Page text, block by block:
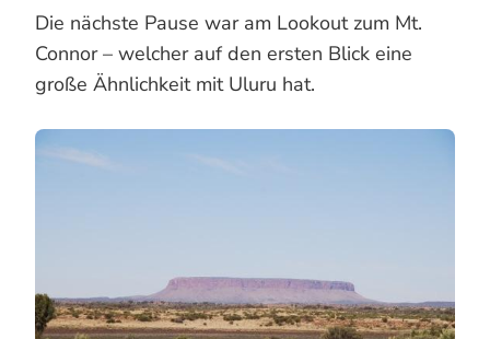
Die nächste Pause war am Lookout zum Mt.
Connor – welcher auf den ersten Blick eine
große Ähnlichkeit mit Uluru hat.